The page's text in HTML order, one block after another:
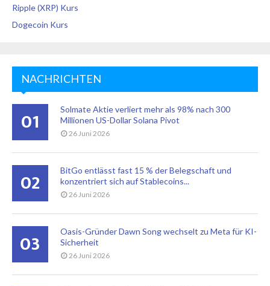
Ripple (XRP) Kurs
Dogecoin Kurs
NACHRICHTEN
01
Solmate Aktie verliert mehr als 98% nach 300
Millionen US-Dollar Solana Pivot
26 Juni 2026
02
BitGo entlässt fast 15 % der Belegschaft und
konzentriert sich auf Stablecoins...
26 Juni 2026
03
Oasis-Gründer Dawn Song wechselt zu Meta für KI-
Sicherheit
26 Juni 2026